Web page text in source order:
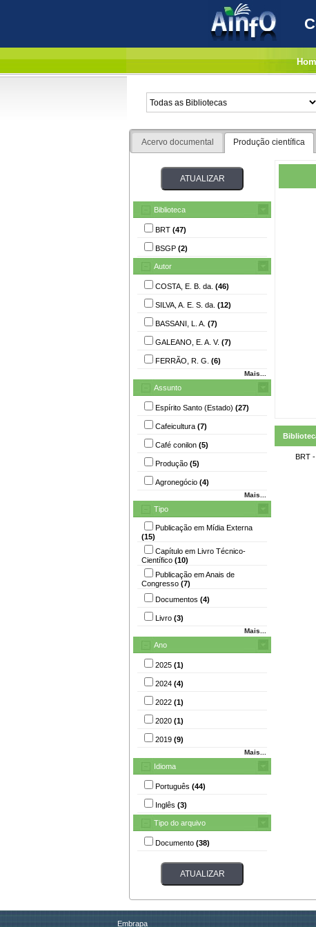
Acervo documental Produção científica
Biblioteca
BRT (47)
BSGP (2)
Autor
COSTA, E. B. da. (46)
SILVA, A. E. S. da. (12)
BASSANI, L. A. (7)
GALEANO, E. A. V. (7)
FERRÃO, R. G. (6)
Mais...
Assunto
Espírito Santo (Estado) (27)
Cafeicultura (7)
Café conilon (5)
Produção (5)
Agronegócio (4)
Mais...
Tipo
Publicação em Mídia Externa
(15)
Capítulo em Livro Técnico-
Científico (10)
Publicação em Anais de
Congresso (7)
Documentos (4)
Livro (3)
Mais...
Ano
2025 (1)
2024 (4)
2022 (1)
2020 (1)
2019 (9)
Mais...
Idioma
Português (44)
Inglês (3)
Tipo do arquivo
Documento (38)
BRT -
Embrapa